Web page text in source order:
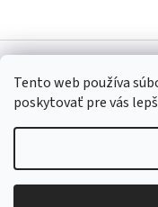
Tento web používa
poskytovať pre vás
Copyright 2026